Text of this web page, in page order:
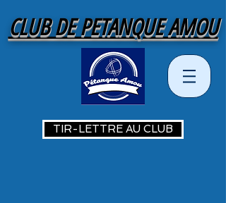
CLUB DE PETANQUE AMOU
TIR-LETTRE AU CLUB